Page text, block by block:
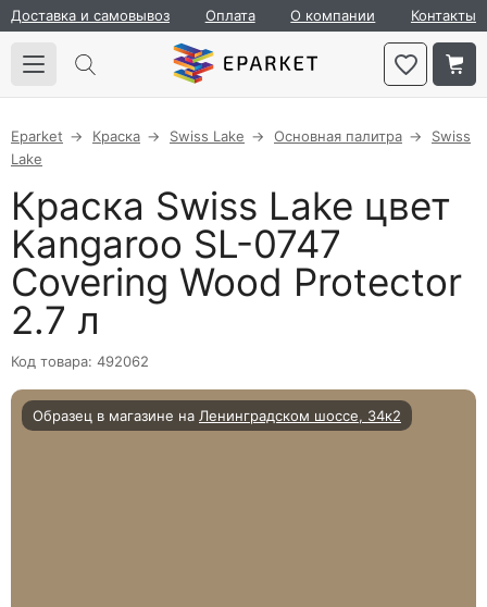
Доставка и самовывоз Оплата О компании Контакты
Eparket Краска Swiss Lake Основная палитра
Swiss
Lake
Краска Swiss Lake цвет
Kangaroo SL-0747
Covering Wood Protector
2.7 л
Код товара: 492062
Образец в магазине на Ленинградском шоссе, 34к2